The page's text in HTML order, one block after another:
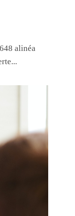
alinéa